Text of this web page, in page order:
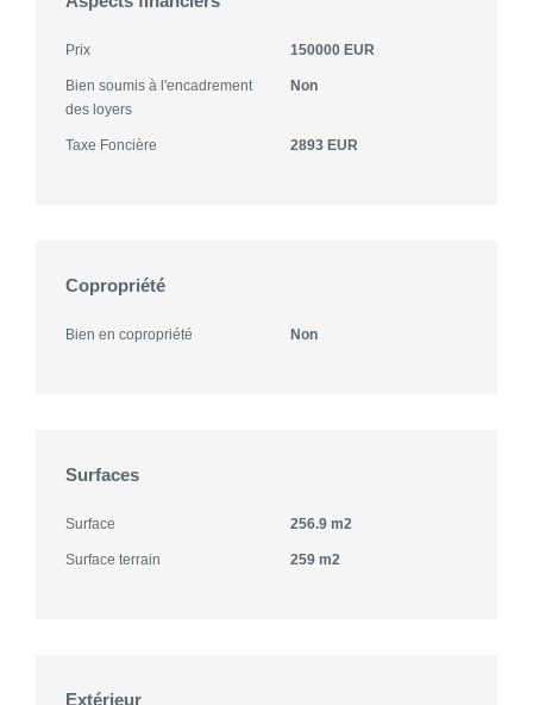
Prix 150000 EUR
Bien soumis à l'encadrement
des loyers
Non
Taxe Foncière 2893 EUR
Copropriété
Bien en copropriété Non
Surfaces
Surface 256.9 m2
Surface terrain 259 m2
Extérieur